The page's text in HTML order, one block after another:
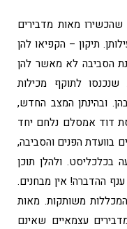
שהכשירו מאות מדבירים
תיקון – הקפיאו להן
הסביבה לא מאשר להן
לתוקף מכילות
ובהינתן המצב החדש,
דוד אמסלם נלחם יחד
מעמד מדבירי הדירות לפני 6 שנים בוועדת הפנים והסביבה,
ולהלן תוכן
ההדברה! אין מבחנים.
המכללות משותקות. מאות
עצמאיים שאינם